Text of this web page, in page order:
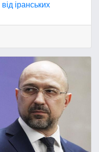
іранських